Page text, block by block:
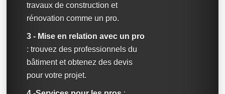
travaux de construction et
rénovation comme un pro.
3 - Mise en relation avec un pro
: trouvez des professionnels du
bâtiment et obtenez des devis
pour votre projet.